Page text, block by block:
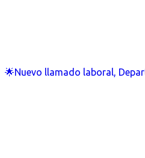
🌟Nuevo llamado laboral,